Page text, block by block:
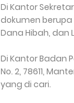
Di Kantor
dokumen berupa
Dana Hibah, dan
Di Kantor Badan
No. 2, 78611,
yang di cari.